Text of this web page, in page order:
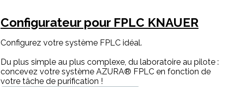
Configurateur pour FPLC KNAUER
Configurez votre système FPLC idéal.
Du plus simple au plus complexe, du laboratoire au pilote :
concevez votre système AZURA® FPLC en fonction de
votre tâche de purification !